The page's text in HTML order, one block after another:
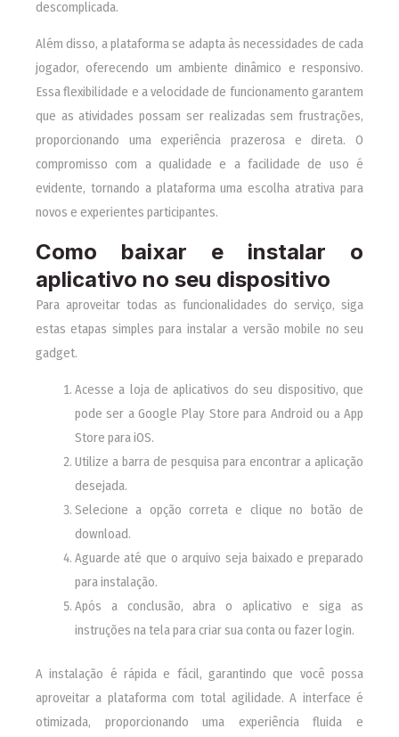
descomplicada.
Além disso, a plataforma se adapta às necessidades de cada
jogador, oferecendo um ambiente dinâmico e responsivo.
Essa flexibilidade e a velocidade de funcionamento garantem
que as atividades possam ser realizadas sem frustrações,
proporcionando uma experiência prazerosa e direta. O
compromisso com a qualidade e a facilidade de uso é
evidente, tornando a plataforma uma escolha atrativa para
novos e experientes participantes.
Como baixar e instalar o
aplicativo no seu dispositivo
Para aproveitar todas as funcionalidades do serviço, siga
estas etapas simples para instalar a versão mobile no seu
gadget.
Acesse a loja de aplicativos do seu dispositivo, que
pode ser a Google Play Store para Android ou a App
Store para iOS.
Utilize a barra de pesquisa para encontrar a aplicação
desejada.
Selecione a opção correta e clique no botão de
download.
Aguarde até que o arquivo seja baixado e preparado
para instalação.
Após a conclusão, abra o aplicativo e siga as
instruções na tela para criar sua conta ou fazer login.
A instalação é rápida e fácil, garantindo que você possa
aproveitar a plataforma com total agilidade. A interface é
otimizada, proporcionando uma experiência fluida e